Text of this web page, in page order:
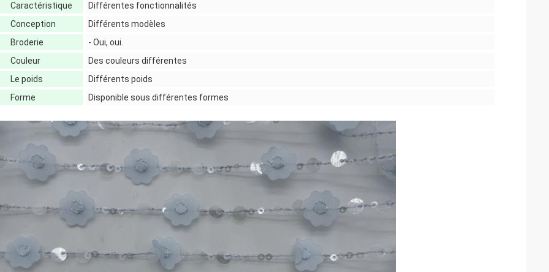
Caractéristique
Différentes fonctionnalités
Conception
Différents modèles
Broderie
- Oui, oui.
Couleur
Des couleurs différentes
Le poids
Différents poids
Forme
Disponible sous différentes formes